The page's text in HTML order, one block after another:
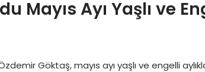
Mayıs Ayı Yaşlı ve
Göktaş, mayıs ayı yaşlı ve engelli